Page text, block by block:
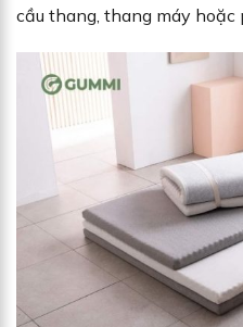
cầu thang, thang máy hoặc